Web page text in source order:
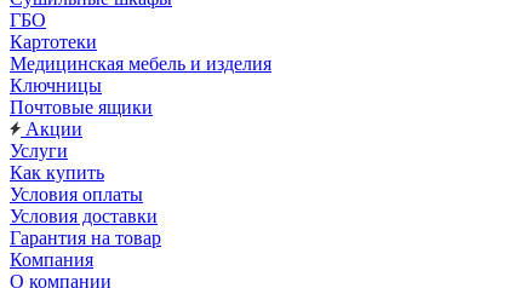
ГБО
Картотеки
Медицинская мебель и изделия
Ключницы
Почтовые ящики
Акции
Услуги
Как купить
Условия оплаты
Условия доставки
Гарантия на товар
Компания
О компании